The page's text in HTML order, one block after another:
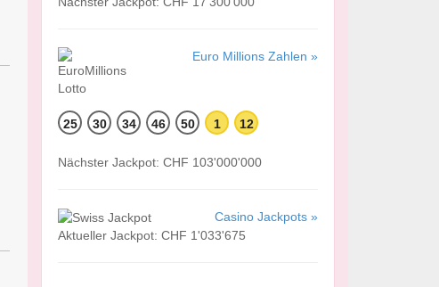
Euro Millions Zahlen »
25 30 34 46 50 1 12
Nächster Jackpot: CHF 103'000'000
Casino Jackpots »
Aktueller Jackpot: CHF 1'033'675